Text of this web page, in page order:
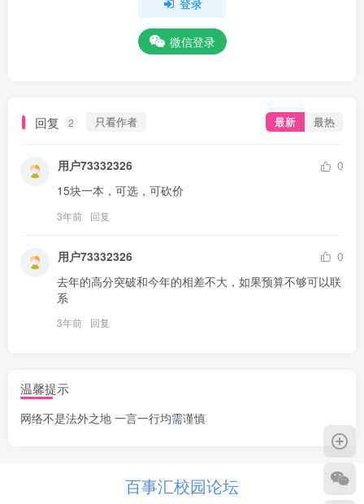
登录
微信登录
回复 2 只看作者 最新 最热
用户73332326
0
15块一本，可选，可砍价
3年前 回复
用户73332326
0
去年的高分突破和今年的相差不大，如果预算不够可以联
系
3年前 回复
温馨提示
网络不是法外之地 一言一行均需谨慎
百事汇校园论坛